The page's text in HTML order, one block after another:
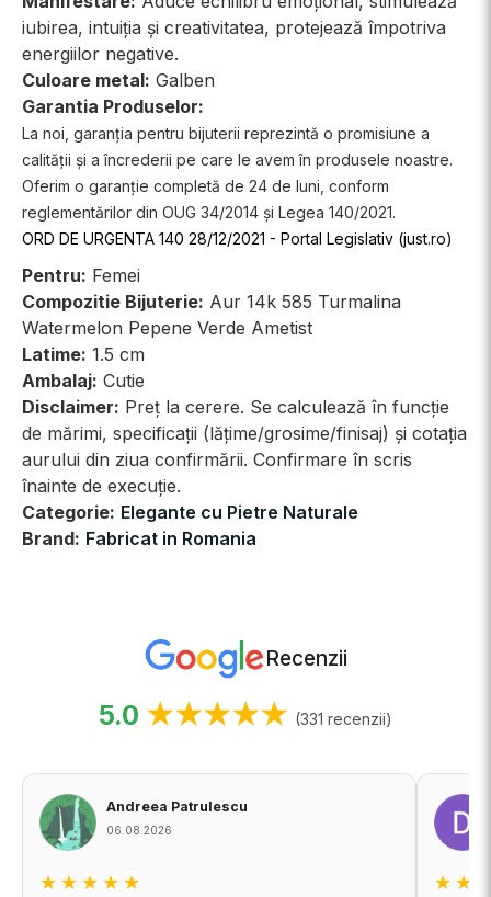
iubirea, intuiția și creativitatea, protejează împotriva
energiilor negative.
Culoare metal: Galben
Garantia Produselor:
La noi, garanția pentru bijuterii reprezintă o promisiune a
calității și a încrederii pe care le avem în produsele noastre.
Oferim o garanție completă de 24 de luni, conform
reglementărilor din OUG 34/2014 și Legea 140/2021.
ORD DE URGENTA 140 28/12/2021 - Portal Legislativ (just.ro)
Pentru: Femei
Compozitie Bijuterie: Aur 14k 585 Turmalina
Watermelon Pepene Verde Ametist
Latime: 1.5 cm
Ambalaj: Cutie
Disclaimer: Preț la cerere. Se calculează în funcție
de mărimi, specificații (lățime/grosime/finisaj) și cotația
aurului din ziua confirmării. Confirmare în scris
înainte de execuție.
Categorie: Elegante cu Pietre Naturale
Brand: Fabricat in Romania
Recenzii
5.0 ★★★★★ (331 recenzii)
Andreea Patrulescu
06.08.2026
★★★★★